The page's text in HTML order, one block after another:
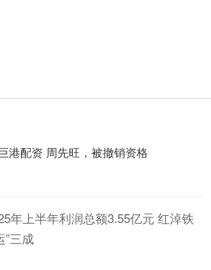
港配资 周先旺，被撤销资格
年上半年利润总额3.55亿元 红淖铁
”三成